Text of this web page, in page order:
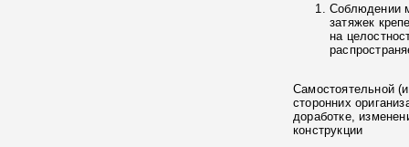
Соблюдении
затяжек
на
Самостоятельной
сторонних
доработке,
конструкции